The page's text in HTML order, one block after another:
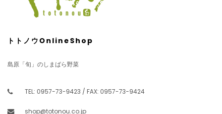
トトノウOnlineShop
島原「旬」のしまばら野菜
TEL: 0957-73-9423 / FAX: 0957-73-9424
shop@totonou.co.jp